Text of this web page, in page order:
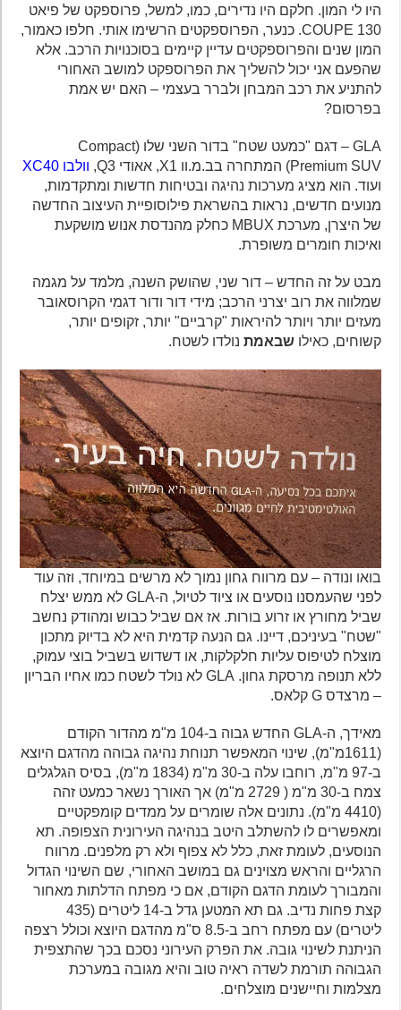
היו לי המון. חלקם היו נדירים, כמו, למשל, פרוספקט של פיאט
130 COUPE. כנער, הפרוספקטים הרשימו אותי. חלפו כאמור,
המון שנים והפרוספקטים עדיין קיימים בסוכנויות הרכב. אלא
שהפעם אני יכול להשליך את הפרוספקט למושב האחורי
להתניע את רכב המבחן ולברר בעצמי – האם יש אמת
בפרסום?
GLA – דגם "כמעט שטח" בדור השני שלו (Compact
Premium SUV) המתחרה בב.מ.וו X1, אאודי Q3,
וולבו XC40
ועוד. הוא מציג מערכות נהיגה ובטיחות חדשות ומתקדמות,
מנועים חדשים, נראות בהשראת פילוסופיית העיצוב החדשה
של היצרן, מערכת MBUX כחלק מהנדסת אנוש מושקעת
ואיכות חומרים משופרת.
מבט על זה החדש – דור שני, שהושק השנה, מלמד על מגמה
שמלווה את רוב יצרני הרכב; מידי דור ודור דגמי הקרוסאובר
מעזים יותר ויותר להיראות "קרביים" יותר, זקופים יותר,
קשוחים, כאילושבאמתנולדו לשטח.
בואו ונודה – עם מרווח גחון נמוך לא מרשים במיוחד, וזה עוד
לפני שהעמסנו נוסעים או ציוד לטיול, ה-GLA לא ממש יצלח
שביל מחורץ או זרוע בורות. אז אם שביל כבוש ומהודק נחשב
"שטח" בעיניכם, דיינו. גם הנעה קדמית היא לא בדיוק מתכון
מוצלח לטיפוס עליות חלקלקות, או דשדוש בשביל בוצי עמוק,
ללא תנופה מרסקת גחון. GLA לא נולד לשטח כמו אחיו הבריון
– מרצדס G קלאס.
מאידך, ה-GLA החדש גבוה ב-104 מ"מ מהדור הקודם
(1611מ"מ), שינוי המאפשר תנוחת נהיגה גבוהה מהדגם היוצא
ב-97 מ"מ, רוחבו עלה ב-30 מ"מ (1834 מ"מ), בסיס הגלגלים
צמח ב-30 מ"מ ( 2729 מ"מ) אך האורך נשאר כמעט זהה
(4410 מ"מ). נתונים אלה שומרים על ממדים קומפקטיים
ומאפשרים לו להשתלב היטב בנהיגה העירונית הצפופה. תא
הנוסעים, לעומת זאת, כלל לא צפוף ולא רק מלפנים. מרווח
הרגליים והראש מצוינים גם במושב האחורי, שם השינוי הגדול
והמבורך לעומת הדגם הקודם, אם כי מפתח הדלתות מאחור
קצת פחות נדיב. גם תא המטען גדל ב-14 ליטרים (435
ליטרים) עם מפתח רחב ב-8.5 ס"מ מהדגם היוצא וכולל רצפה
הניתנת לשינוי גובה. את הפרק העירוני נסכם בכך שהתצפית
הגבוהה תורמת לשדה ראיה טוב והיא מגובה במערכת
מצלמות וחיישנים מוצלחים.